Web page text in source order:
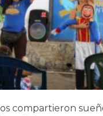
compartieron